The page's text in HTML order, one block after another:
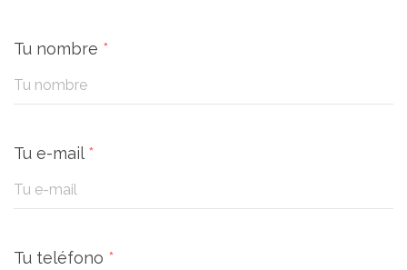
Tu nombre *
Tu e-mail *
Tu teléfono *